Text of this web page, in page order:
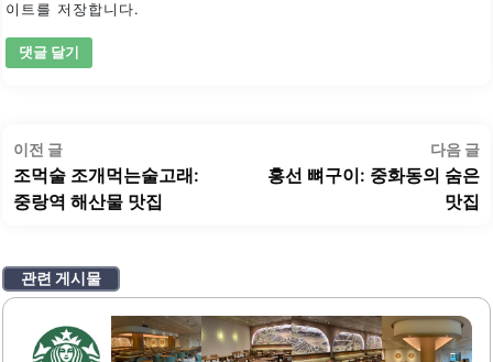
이트를 저장합니다.
글
탐
색
이전 글이
전
글:
조먹술 조개먹는술고래:
중랑역 해산물 맛집
다음 글
홍선 뼈구이: 중화동의 숨은
맛집
관련 게시물